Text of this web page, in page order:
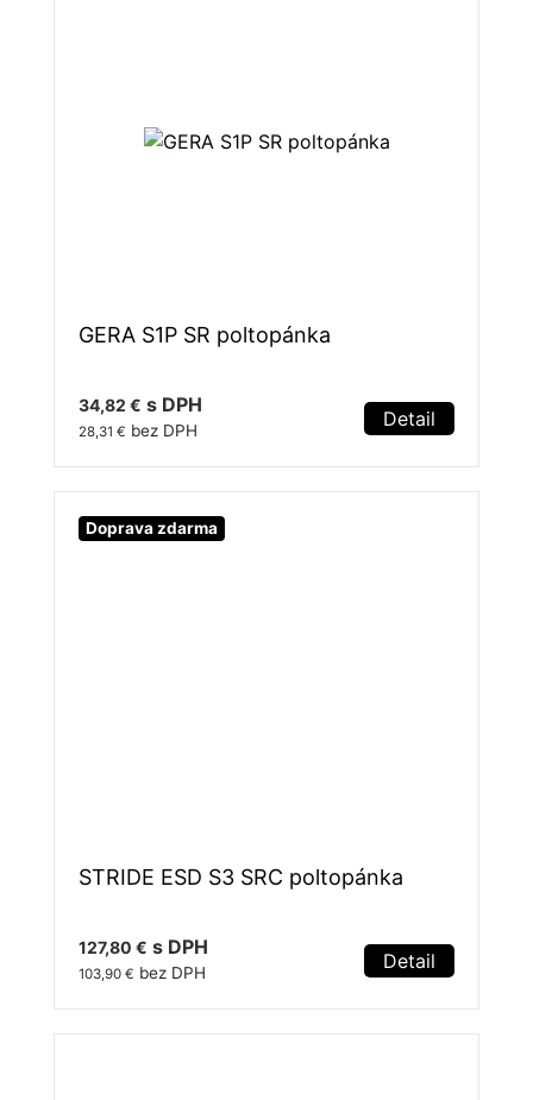
GERA S1P SR poltopánka
34,82 € s DPH
28,31 € bez DPH Detail
Doprava zdarma
STRIDE ESD S3 SRC poltopánka
127,80 € s DPH
103,90 € bez DPH Detail